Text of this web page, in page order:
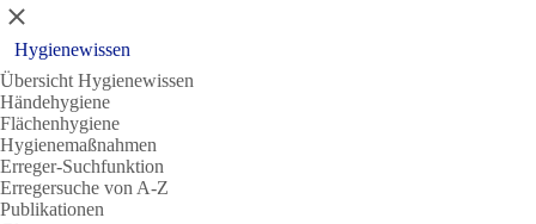
Schließen
Hygienewissen
Übersicht Hygienewissen
Händehygiene
Flächenhygiene
Hygienemaßnahmen
Erreger-Suchfunktion
Erregersuche von A-Z
Publikationen